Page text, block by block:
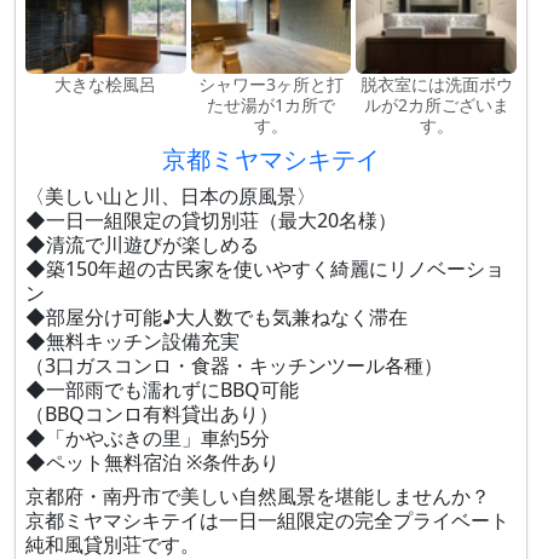
大きな桧風呂
シャワー3ヶ所と打
たせ湯が1カ所で
す。
脱衣室には洗面ボウ
ルが2カ所ございま
す。
京都ミヤマシキテイ
〈美しい山と川、日本の原風景〉
◆一日一組限定の貸切別荘（最大20名様）
◆清流で川遊びが楽しめる
◆築150年超の古民家を使いやすく綺麗にリノベーショ
ン
◆部屋分け可能♪大人数でも気兼ねなく滞在
◆無料キッチン設備充実
（3口ガスコンロ・食器・キッチンツール各種）
◆一部雨でも濡れずにBBQ可能
（BBQコンロ有料貸出あり）
◆「かやぶきの里」車約5分
◆ペット無料宿泊 ※条件あり
京都府・南丹市で美しい自然風景を堪能しませんか？
京都ミヤマシキテイは一日一組限定の完全プライベート
純和風貸別荘です。